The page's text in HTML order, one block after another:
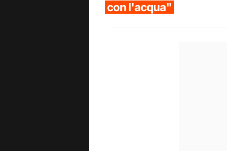
con l'acqua"